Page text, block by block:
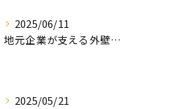
2025/06/11
地元企業が支える外壁塗装の魅力
2025/05/21